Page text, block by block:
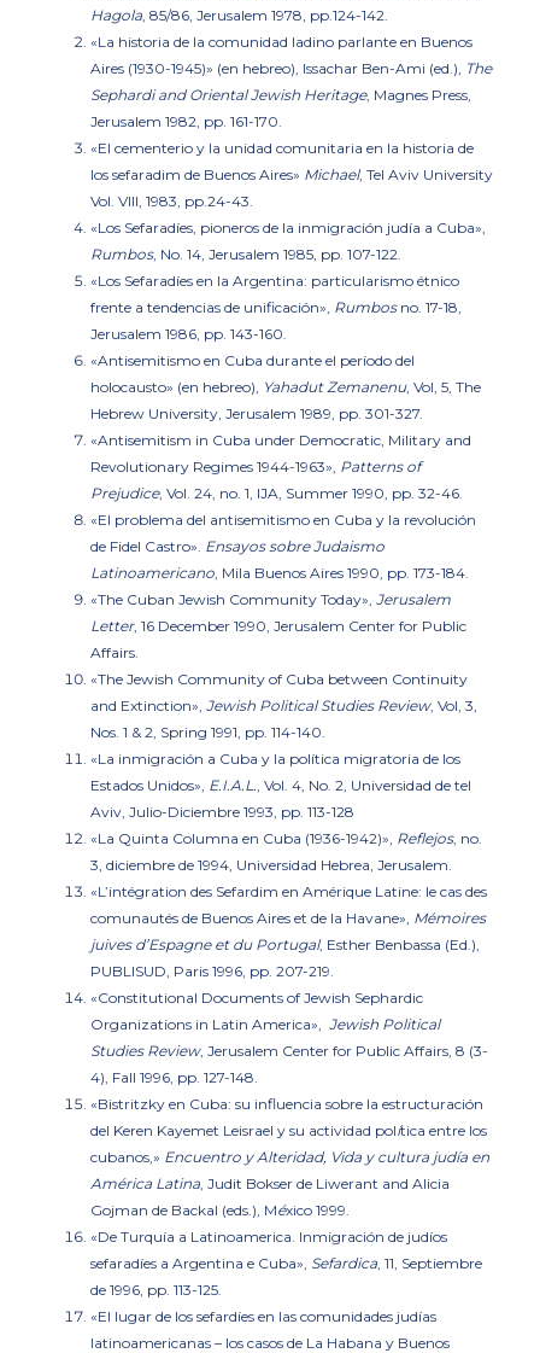
Hagola, 85/86, Jerusalem 1978, pp.124-142.
«La historia de la comunidad ladino parlante en Buenos
Aires (1930-1945)» (en hebreo), Issachar Ben-Ami (ed.), The
Sephardi and Oriental Jewish Heritage, Magnes Press,
Jerusalem 1982, pp. 161-170.
«El cementerio y la unidad comunitaria en la historia de
los sefaradim de Buenos Aires» Michael, Tel Aviv University
Vol. VIII, 1983, pp.24-43.
«Los Sefaradíes, pioneros de la inmigración judía a Cuba»,
Rumbos, No. 14, Jerusalem 1985, pp. 107-122.
«Los Sefaradíes en la Argentina: particularismo étnico
frente a tendencias de unificación», Rumbosno. 17-18,
Jerusalem 1986, pp. 143-160.
«Antisemitismo en Cuba durante el período del
holocausto» (en hebreo), Yahadut Zemanenu, Vol, 5, The
Hebrew University, Jerusalem 1989, pp. 301-327.
«Antisemitism in Cuba under Democratic, Military and
Revolutionary Regimes 1944-1963», Patterns of
Prejudice, Vol. 24, no. 1, IJA, Summer 1990, pp. 32-46.
«El problema del antisemitismo en Cuba y la revolución
de Fidel Castro». Ensayos sobre Judaismo
Latinoamericano, Mila Buenos Aires 1990, pp. 173-184.
«The Cuban Jewish Community Today», Jerusalem
Letter, 16 December 1990, Jerusalem Center for Public
Affairs.
«The Jewish Community of Cuba between Continuity
and Extinction», Jewish Political Studies Review, Vol, 3,
Nos. 1 & 2, Spring 1991, pp. 114-140.
«La inmigración a Cuba y la política migratoria de los
Estados Unidos», E.I.A.L., Vol. 4, No. 2, Universidad de tel
Aviv, Julio-Diciembre 1993, pp. 113-128
«La Quinta Columna en Cuba (1936-1942)», Reflejos, no.
3, diciembre de 1994, Universidad Hebrea, Jerusalem.
«L’intégration des Sefardim en Amérique Latine: le cas des
comunautés de Buenos Aires et de la Havane», Mémoires
juives d’Espagne et du Portugal, Esther Benbassa (Ed.),
PUBLISUD, Paris 1996, pp. 207-219.
«Constitutional Documents of Jewish Sephardic
Organizations in Latin America», Jewish Political
Studies Review, Jerusalem Center for Public Affairs, 8 (3-
4), Fall 1996, pp. 127-148.
«Bistritzky en Cuba: su influencia sobre la estructuración
del Keren Kayemet Leisrael y su actividad política entre los
cubanos,» Encuentro y Alteridad, Vida y cultura judía en
América Latina, Judit Bokser de Liwerant and Alicia
Gojman de Backal (eds.), México 1999.
«De Turquía a Latinoamerica. Inmigración de judíos
sefaradíes a Argentina e Cuba», Sefardica, 11, Septiembre
de 1996, pp. 113-125.
«El lugar de los sefardíes en las comunidades judías
latinoamericanas – los casos de La Habana y Buenos